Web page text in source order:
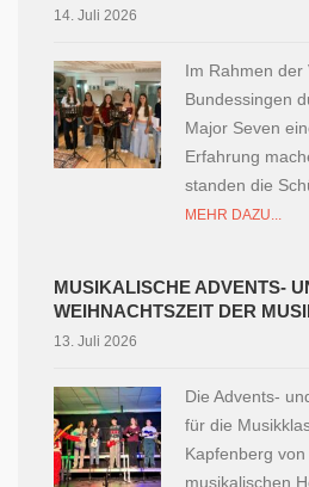
14. Juli 2026
Im Rahmen der
Bundessingen
Major Seven
Erfahrung
standen die
MEHR DAZU...
MUSIKALISCHE ADVENTS-
WEIHNACHTSZEIT DER
13. Juli 2026
Die Advents-
für die
Kapfenberg
musikalischen